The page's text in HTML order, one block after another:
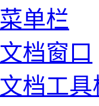
菜单栏
文档窗口
文档工具